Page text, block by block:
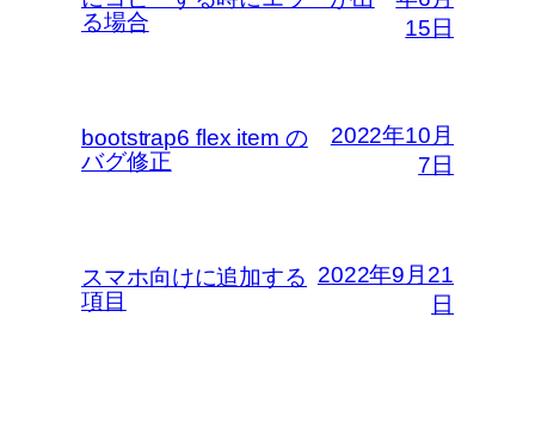
る場合
15日
bootstrap6 flex item の
バグ修正
2022年10月
7日
スマホ向けに追加する
項目
2022年9月21
日